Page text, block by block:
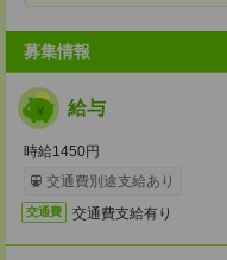
募集情報
給与
時給1450円
交通費別途支給あり
交通費 交通費支給有り